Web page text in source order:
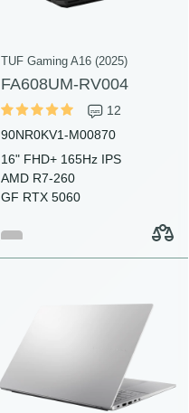
TUF Gaming A16 (2025)
FA608UM-RV004
12
90NR0KV1-M00870
16" FHD+ 165Hz IPS
AMD R7-260
GF RTX 5060